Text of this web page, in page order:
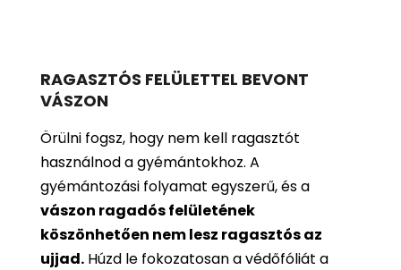
RAGASZTÓS FELÜLETTEL BEVONT
VÁSZON
Örülni fogsz, hogy nem kell ragasztót
használnod a gyémántokhoz. A
gyémántozási folyamat egyszerű, és a
vászon ragadós felületének
köszönhetően nem lesz ragasztós az
ujjad. Húzd le fokozatosan a védőfóliát a